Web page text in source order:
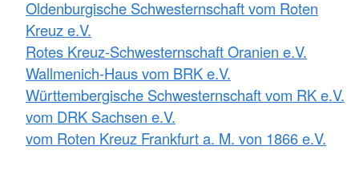
Oldenburgische Schwesternschaft vom Roten
Kreuz e.V.
Rotes Kreuz-Schwesternschaft Oranien e.V.
Wallmenich-Haus vom BRK e.V.
Württembergische Schwesternschaft vom RK e.V.
vom DRK Sachsen e.V.
vom Roten Kreuz Frankfurt a. M. von 1866 e.V.